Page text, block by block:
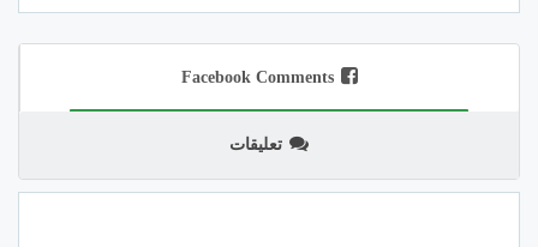
Facebook Comments
تعليقات